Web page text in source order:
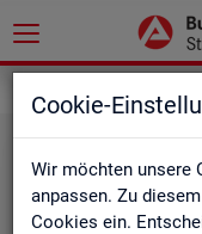
Cookie-
Wir möchten unsere
anpassen. Zu
Cookies ein.